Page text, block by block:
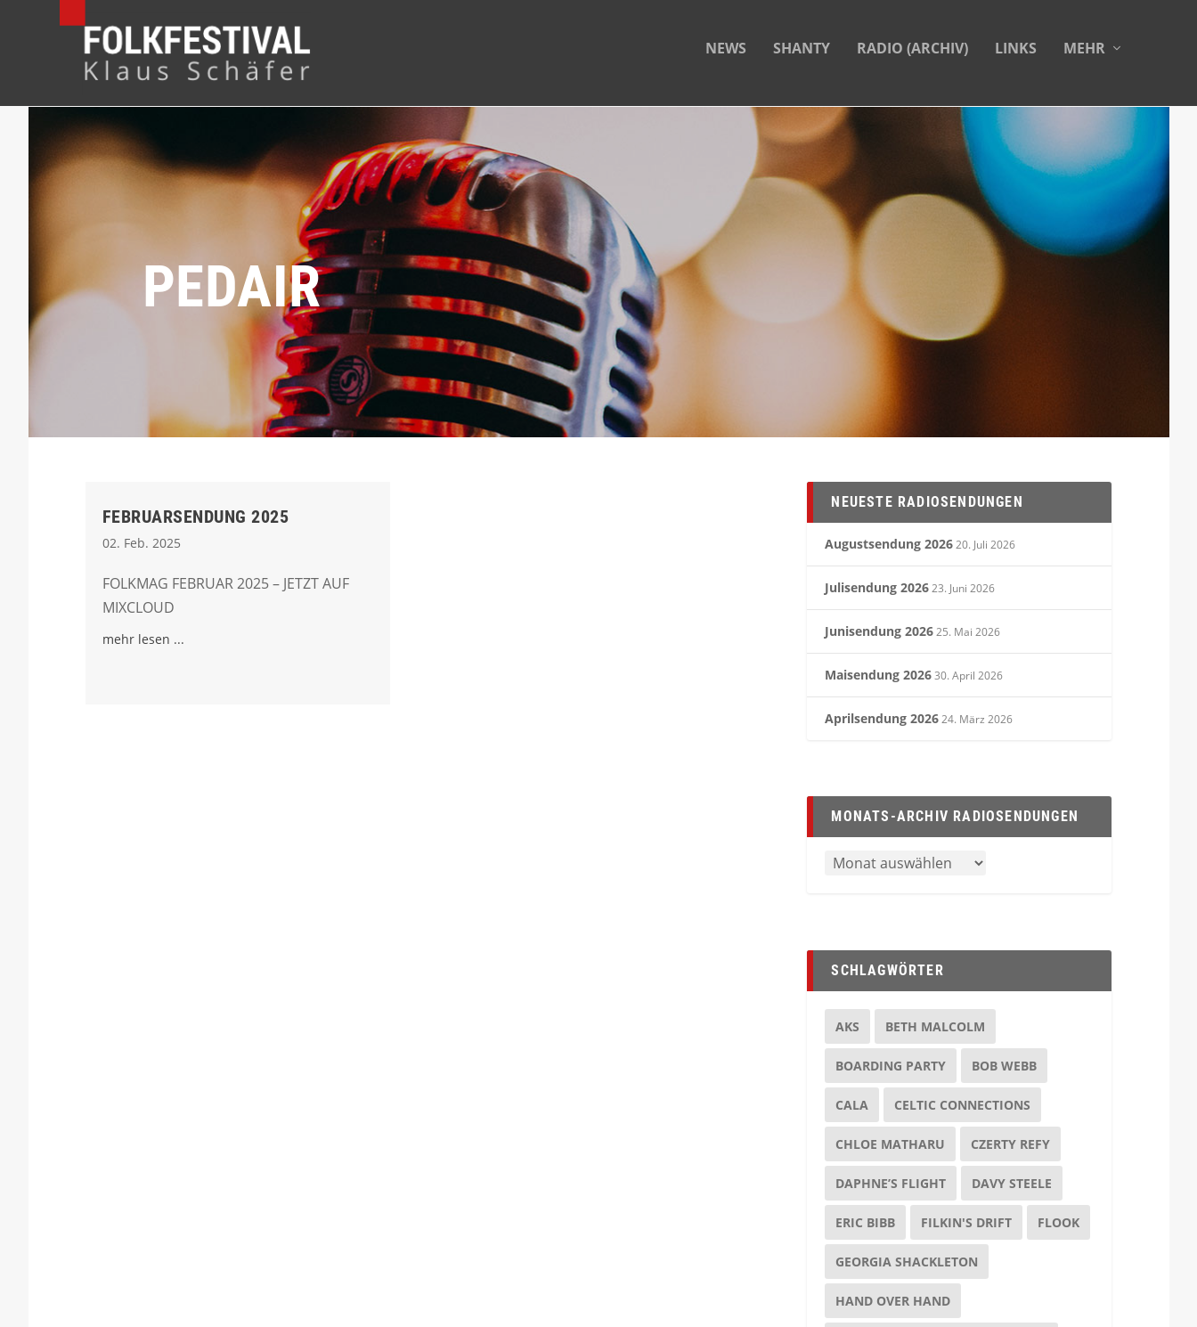
NEWS SHANTY RADIO (ARCHIV) LINKS MEHR
PEDAIR
FEBRUARSENDUNG 2025
02. Feb. 2025
FOLKMAG FEBRUAR 2025 – JETZT AUF
MIXCLOUD
mehr lesen
NEUESTE RADIOSENDUNGEN
Augustsendung 2026 20. Juli 2026
Julisendung 2026 23. Juni 2026
Junisendung 2026 25. Mai 2026
Maisendung 2026 30. April 2026
Aprilsendung 2026 24. März 2026
MONATS-ARCHIV RADIOSENDUNGEN
SCHLAGWÖRTER
AKS BETH MALCOLM
BOARDING PARTY BOB WEBB
CALA CELTIC CONNECTIONS
CHLOE MATHARU CZERTY REFY
DAPHNE’S FLIGHT DAVY STEELE
ERIC BIBB FILKIN'S DRIFT FLOOK
GEORGIA SHACKLETON
HAND OVER HAND